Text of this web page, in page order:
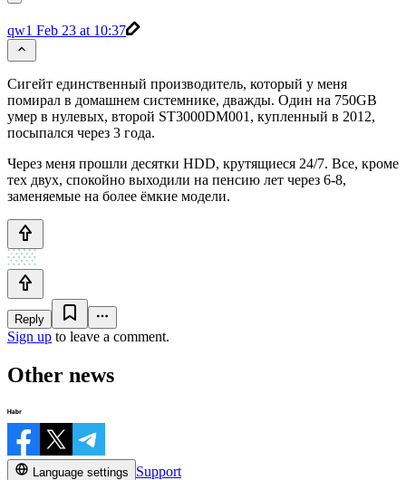
qw1 Feb 23 at 10:37
Сигейт единственный производитель, который у меня
помирал в домашнем системнике, дважды. Один на 750GB
умер в нулевых, второй ST3000DM001, купленный в 2012,
посыпался через 3 года.
Через меня прошли десятки HDD, крутящиеся 24/7. Все, кроме
тех двух, спокойно выходили на пенсию лет через 6-8,
заменяемые на более ёмкие модели.
Reply
Sign up to leave a comment.
Other news
Language settings Support